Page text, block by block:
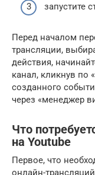
запустите
Перед началом
трансляции,
действия,
канал, кликнув по
созданного
через «менеджер
Что
на Youtube
Первое, что
онлайн-